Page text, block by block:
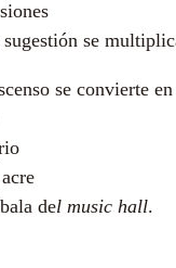
se
se convierte
del music hall.